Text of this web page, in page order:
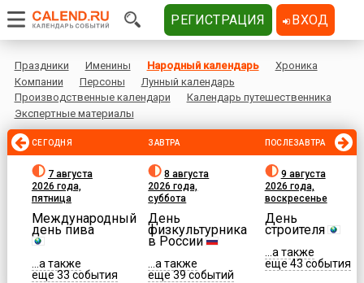
Праздники Именины Народный календарь
Хроника
Компании
Персоны
Лунный календарь
Производственные календари
Календарь путешественника
Экспертные материалы
СЕГОДНЯ
7 августа
2026 года,
пятница
Международный
день пива
...а также
еще 33 события
ЗАВТРА
8 августа
2026 года,
суббота
День
физкультурника
в России
...а также
еще 39 событий
ПОСЛЕЗАВТРА
9 августа
2026 года,
воскресенье
День
строителя
...а также
еще 43 события
РЕГИСТРАЦИЯ ВХОД